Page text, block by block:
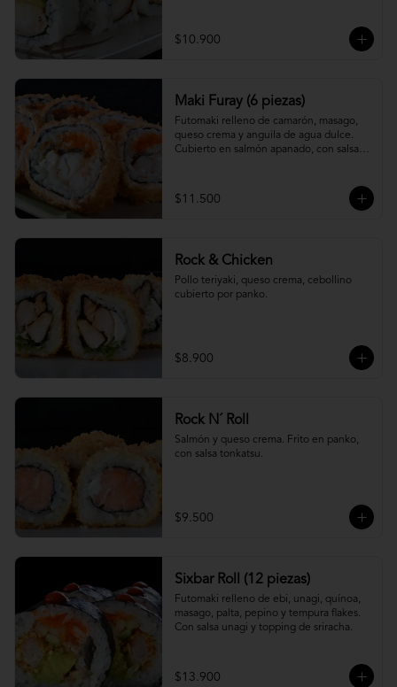
$10.900
Maki Furay (6 piezas)
Futomaki relleno de camarón, masago,
queso crema y anguila de agua dulce.
Cubierto en salmón apanado, con salsa
$11.500
Rock & Chicken
Pollo teriyaki, queso crema, cebollino
cubierto por panko.
$8.900
Rock N´ Roll
Salmón y queso crema. Frito en panko,
con salsa tonkatsu.
$9.500
Sixbar Roll (12 piezas)
Futomaki relleno de ebi, unagi, quínoa,
masago, palta, pepino y tempura flakes.
Con salsa unagi y topping de sriracha.
$13.900